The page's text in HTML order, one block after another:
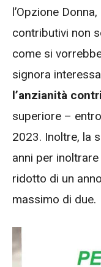
l’Opzione
contributivi non
come si
signora
l’anzianità
superiore –
2023. Inoltre, la
anni per inoltrare
ridotto di un
massimo di due.